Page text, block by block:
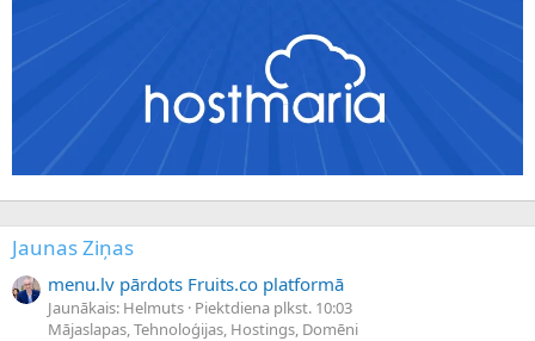
Jaunas Ziņas
menu.lv pārdots Fruits.co platformā
Jaunākais: Helmuts Piektdiena plkst. 10:03
Mājaslapas, Tehnoloģijas, Hostings, Domēni